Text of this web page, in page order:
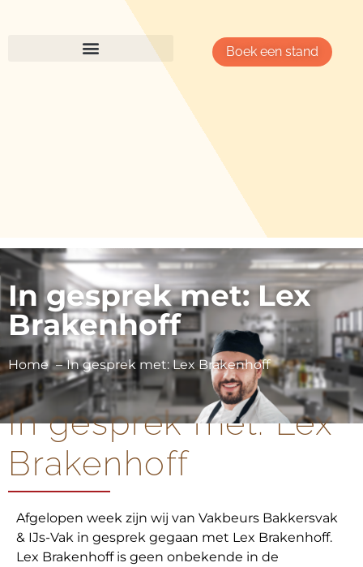
Boek een stand
In gesprek met: Lex
Brakenhoff
Home In gesprek met: Lex Brakenhoff
In gesprek met: Lex
Brakenhoff
Afgelopen week zijn wij van Vakbeurs Bakkersvak
& IJs-Vak in gesprek gegaan met Lex Brakenhoff.
Lex Brakenhoff is geen onbekende in de